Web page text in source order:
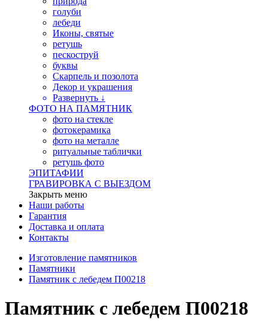
голуби
лебеди
Иконы, святые
ретушь
пескоструй
буквы
Скарпель и позолота
Декор и украшения
Развернуть ↓
ФОТО НА ПАМЯТНИК
фото на стекле
фотокерамика
фото на металле
ритуальные таблички
ретушь фото
ЭПИТАФИИ
ГРАВИРОВКА С ВЫЕЗДОМ
Закрыть меню
Наши работы
Гарантия
Доставка и оплата
Контакты
Изготовление памятников
Памятники
Памятник с лебедем П00218
Памятник с лебедем П00218